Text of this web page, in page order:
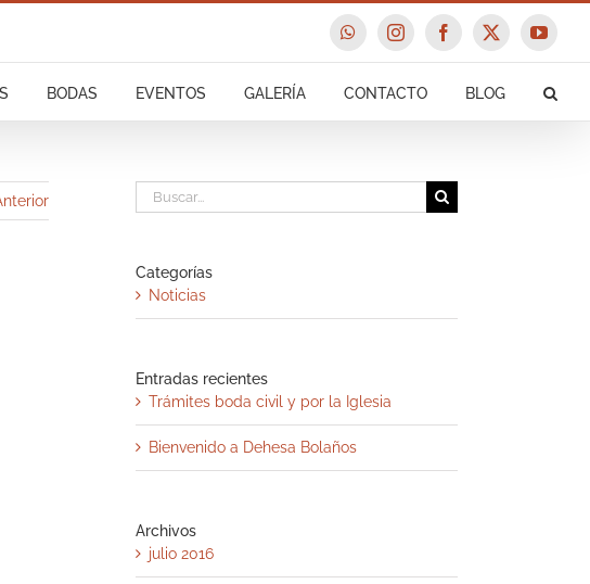
WhatsAppInstagramFacebook
X
BODAS EVENTOS GALERÍA CONTACTO BLOG
Buscar:
Categorías
Noticias
Entradas recientes
Trámites boda civil y por la Iglesia
Bienvenido a Dehesa Bolaños
Archivos
julio 2016